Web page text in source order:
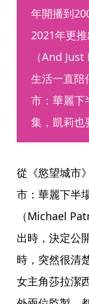
年開播到
2021年更
（And
生活一直陪
市：華麗下
集，凱莉也
從《慾望城市
市：華麗下半
（Michael
出時，決定公
時，突然很清
女主角莎拉潔